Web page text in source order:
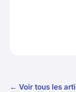
← Voir tous les